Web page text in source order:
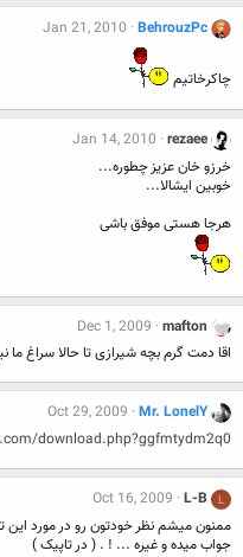
BehrouzPc
Jan 21, 2010
چاکرخاتیم
rezaee
Jan 14, 2010
خرزو خان عزیز چطوره...
خوبین ایشالا...
هرجا هستی موفق باشی
mafton
Dec 1, 2009
اقا دمت گرم بچه شیرازی تا حالا سراغ
Mr. LonelY
Oct 29, 2009
download.php?ggfmtydm2q0
L
L-B
Oct 16, 2009
ممنون میشم نظر خودتون رو در مورد این
جواب میده و غیره ... ! . ( در تاپیک )